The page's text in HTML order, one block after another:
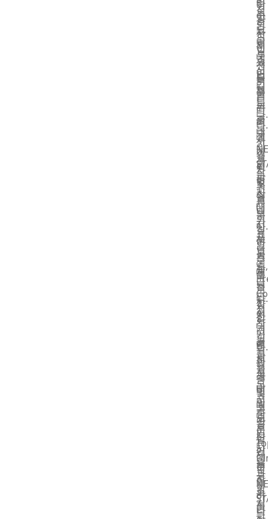
주
요
제
조
업
체
는
중
국
공
장
에
서
제
공
합
니
다.
여
기
에
서
국
내
외
모
든
사
용
자
가
이
이
상
적
인
선
택
입
니
다.
사
용
자
의
고
품
질
요
구
를
보
장
하
기
위
해
중
국
공
급
업
체
인
는
트
라
미
네
이
터
는
국
내
외
골
판
지
대
카
프
보
드,
골
판
지
대
골
판
지
라
미
네
이
터
의
구
조
를
및
사
전
코
팅
을
위
해
설
계
되
었
습
니
다.
이
기
계
는
사
전
코
팅
과
라
미
네
이
팅
기
능
을
하
나
다
양
한
인
쇄
물
을
라
미
네
이
팅
및
엠
보
싱
하
는
데
적
합
합
니
다.
인
쇄
및
포
장
산
업
뿐
만
아
니
적
인
솔
루
션
입
니
다.
본
기
계
는
소
재
의
표
면
에
점
착
필
름
을
도
포
한
후
과
합
지